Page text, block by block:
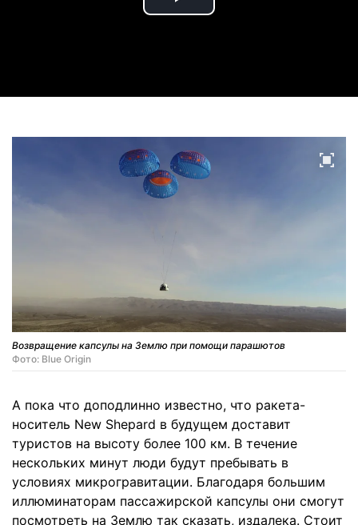
Play
Возвращение капсулы на Землю при помощи парашютов
Фото: Blue Origin
А пока что доподлинно известно, что ракета-
носитель New Shepard в будущем доставит
туристов на высоту более 100 км. В течение
нескольких минут люди будут пребывать в
условиях микрогравитации. Благодаря большим
иллюминаторам пассажирской капсулы они смогут
посмотреть на Землю так сказать, издалека. Стоит